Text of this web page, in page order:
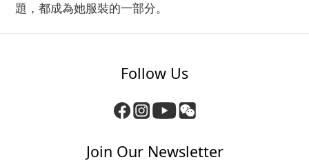
題，都成為她服裝的一部分。
Follow Us
Join Our Newsletter